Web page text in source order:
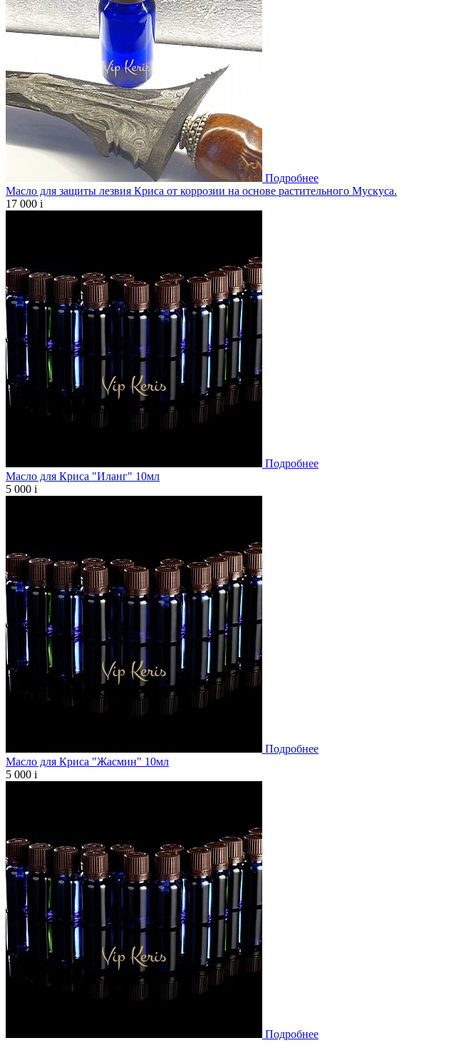
Подробнее
Масло для защиты лезвия Криса от коррозии на основе растительного Мускуса.
17 000 i
Подробнее
Масло для Криса "Иланг" 10мл
5 000 i
Подробнее
Масло для Криса "Жасмин" 10мл
5 000 i
Подробнее